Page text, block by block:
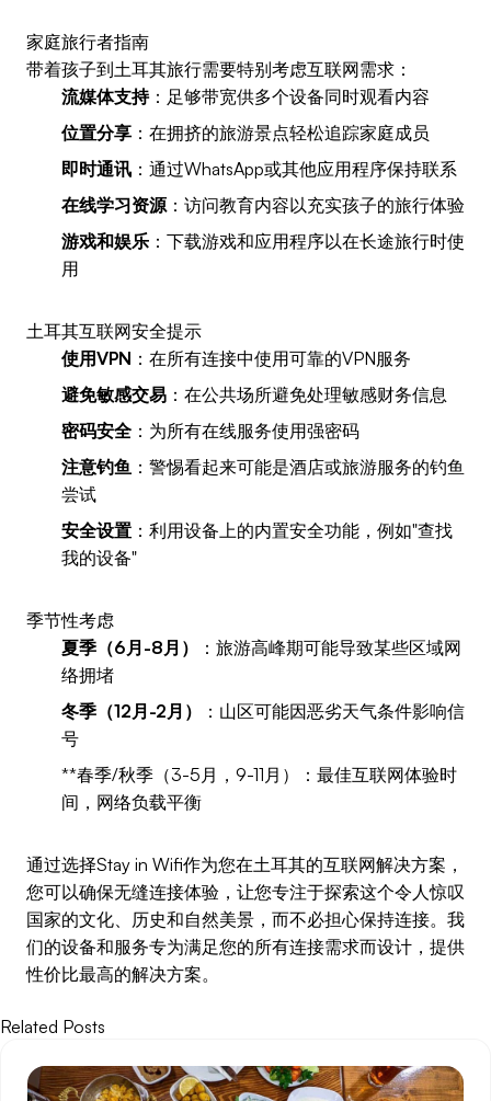
家庭旅行者指南
带着孩子到土耳其旅行需要特别考虑互联网需求：
流媒体支持：足够带宽供多个设备同时观看内容
位置分享 ：在拥挤的旅游景点轻松追踪家庭成员
即时通讯 ：通过WhatsApp或其他应用程序保持联系
在线学习资源：访问教育内容以充实孩子的旅行体验
游戏和娱乐 ：下载游戏和应用程序以在长途旅行时使
用
土耳其互联网安全提示
使用VPN ：在所有连接中使用可靠的VPN服务
避免敏感交易 ：在公共场所避免处理敏感财务信息
密码安全 ：为所有在线服务使用强密码
注意钓鱼 ：警惕看起来可能是酒店或旅游服务的钓鱼
尝试
安全设置 ：利用设备上的内置安全功能，例如"查找
我的设备"
季节性考虑
夏季（6月-8月）
：旅游高峰期可能导致某些区域网
络拥堵
冬季（12月-2月）
：山区可能因恶劣天气条件影响信
号
**春季/秋季（3-5月，9-11月）：最佳互联网体验时
间，网络负载平衡
通过选择Stay in Wifi作为您在土耳其的互联网解决方案，
您可以确保无缝连接体验，让您专注于探索这个令人惊叹
国家的文化、历史和自然美景，而不必担心保持连接。我
们的设备和服务专为满足您的所有连接需求而设计，提供
性价比最高的解决方案。
Related Posts